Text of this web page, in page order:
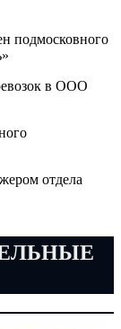
подмосковного
в ООО
отдела